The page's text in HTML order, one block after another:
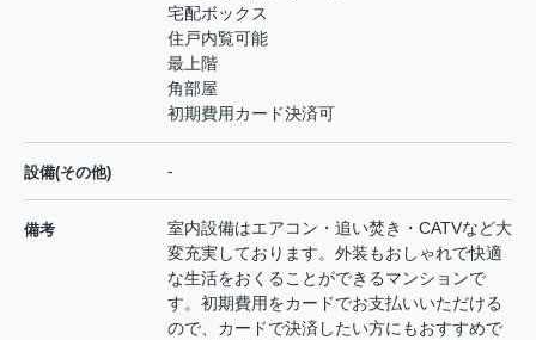
宅配ボックス
住戸内覧可能
最上階
角部屋
初期費用カード決済可
設備(その他) -
備考
室内設備はエアコン・追い焚き・CATVなど大
変充実しております。外装もおしゃれで快適
な生活をおくることができるマンションで
す。初期費用をカードでお支払いいただける
ので、カードで決済したい方にもおすすめで